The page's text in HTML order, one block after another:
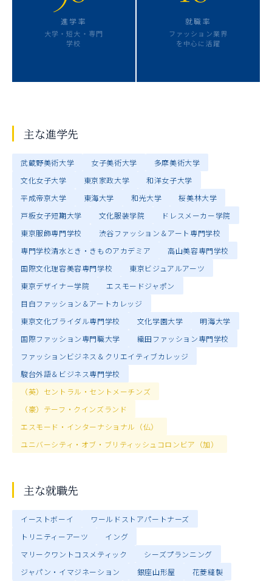
進学率
大学・短大・専門
学校
就職率
ファッション業界
を中心に活躍
主な進学先
武蔵野美術大学 女子美術大学
多摩美術大学
文化女子大学
東京家政大学
和洋女子大学
平成帝京大学
東海大学 和光大学
桜美林大学
戸板女子短期大学
文化服装学院
ドレスメーカー学院
東京服飾専門学校
渋谷ファッション＆アート専門学校
専門学校清水とき・きものアカデミア
高山美容専門学校
国際文化理容美容専門学校
東京ビジュアルアーツ
東京デザイナー学院
エスモードジャポン
目白ファッション＆アートカレッジ
東京文化ブライダル専門学校
文化学園大学
明海大学
国際ファッション専門職大学
織田ファッション専門学校
ファッションビジネス＆クリエイティブカレッジ
駿台外語＆ビジネス専門学校
（英）セントラル・セントメーチンズ
（豪）テーフ・クインズランド
エスモード・インターナショナル（仏）
ユニバーシティ・オブ・ブリティッシュコロンビア（加）
主な就職先
イーストボーイ
ワールドストアパートナーズ
トリニティーアーツ
イング
マリークワントコスメティック
シーズプランニング
ジャパン・イマジネーション
銀座山形屋
花菱縫製